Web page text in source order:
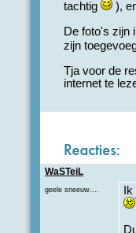
tachtig
),
De foto's zijn
zijn
Tja voor de
internet te
WaSTeiL
geele sneeuw....